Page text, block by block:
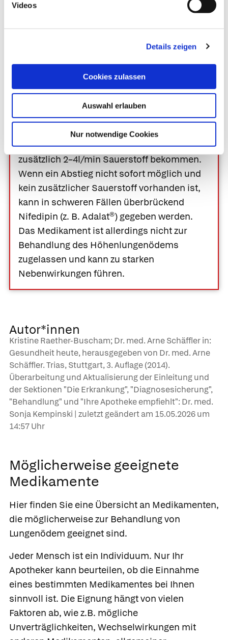
Videos
Details zeigen
Cookies zulassen
Auswahl erlauben
Nur notwendige Cookies
Wer sich im Gebirge auf über
3000 m Höhe aufhält, kann an einem
Höhenlungenödem erkranken. Hier hilft nur
der Abstieg oder Abtransport in Richtung Tal
um mindestens 1000 Höhenmeter nach
unten. Währenddessen soll der Patient
zusätzlich 2–4l/min Sauerstoff bekommen.
Wenn ein Abstieg nicht sofort möglich und
kein zusätzlicher Sauerstoff vorhanden ist,
kann in schweren Fällen überbrückend
Nifedipin (z. B. Adalat®)gegeben werden.
Das Medikament ist allerdings nicht zur
Behandlung des Höhenlungenödems
zugelassen und kann zu starken
Nebenwirkungen führen.
Autor*innen
Kristine Raether-Buscham; Dr. med. Arne Schäffler in:
Gesundheit heute, herausgegeben von Dr. med. Arne
Schäffler. Trias, Stuttgart, 3. Auflage (2014).
Überarbeitung und Aktualisierung der Einleitung und
der Sektionen "Die Erkrankung", "Diagnosesicherung",
"Behandlung" und "Ihre Apotheke empfiehlt": Dr. med.
Sonja Kempinski | zuletzt geändert am 15.05.2026um
14:57 Uhr
Möglicherweise geeignete
Medikamente
Hier finden Sie eine Übersicht an Medikamenten,
die möglicherweise zur Behandlung von
Lungenödem geeignet sind.
Jeder Mensch ist ein Individuum. Nur Ihr
Apotheker kann beurteilen, ob die Einnahme
eines bestimmten Medikamentes bei Ihnen
sinnvoll ist. Die Eignung hängt von vielen
Faktoren ab, wie z.B. mögliche
Unverträglichkeiten, Wechselwirkungen mit